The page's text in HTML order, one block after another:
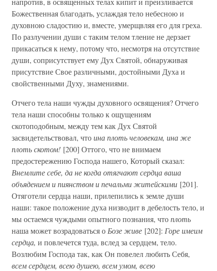
Божественная благодать, услаждая тело небесною и
духовною сладостию и, вместе, умерщвляя его для греха.
По разлучении души с таким телом тление не дерзает
прикасаться к нему, потому что, несмотря на отсутствие
души, соприсутствует ему Дух Святой, обнаруживая
присутствие Свое различными, достойными Духа и
свойственными Духу, знамениями.
Отчего тела наши чужды духовного освящения? Отчего
тела наши способны только к ощущениям
скотоподобным, между тем как Дух Святой
засвидетельствовал, чтоина плоть человекам, ина же
плоть скотом! [200] Оттого, что не внимаем
предостережению Господа нашего, Который сказал:
Внемлите себе, да не когда отягчают сердца ваша
объядением и пиянством и печальми житейскими [201].
Отяготели сердца наши, прилепились к земле души
наши: такое положение духа низводит в дебелость тело, и
мы остаемся чуждыми опытного познания, чтоплоть
наша может возрадоваться о Бозе живе [202]: Горе имеим
сердца, и повлечется туда, вслед за сердцем, тело.
Возлюбим Господа так, как Он повелел любить Себя,
всем сердцем, всею душею, всем умом, всею